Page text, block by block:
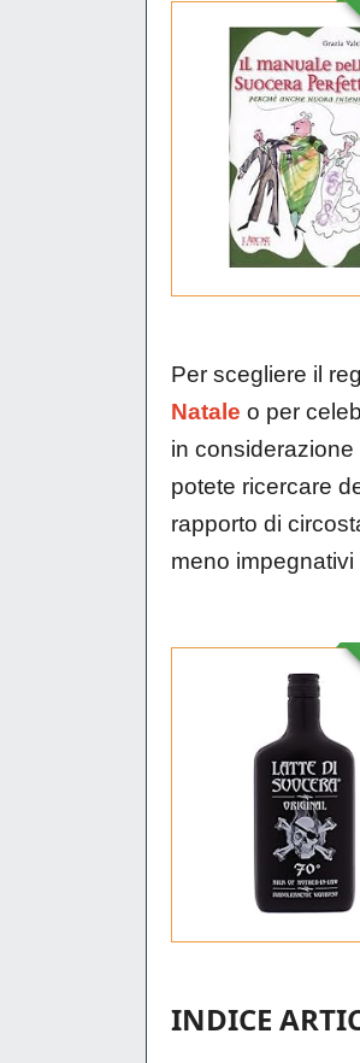
Per scegliere il
Natale o per
in
potete ricercare
rapporto di
meno
INDICE